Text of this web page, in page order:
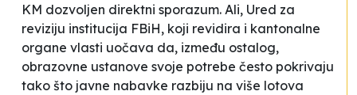
KM dozvoljen direktni sporazum. Ali, Ured za
reviziju institucija FBiH, koji revidira i kantonalne
organe vlasti uočava da, između ostalog,
obrazovne ustanove svoje potrebe često pokrivaju
tako što javne nabavke razbiju na više lotova